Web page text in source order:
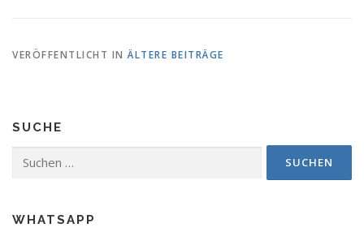
VERÖFFENTLICHT INÄLTERE BEITRÄGE
SUCHE
nach:
WHATSAPP